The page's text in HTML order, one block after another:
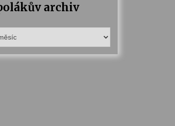
archiv